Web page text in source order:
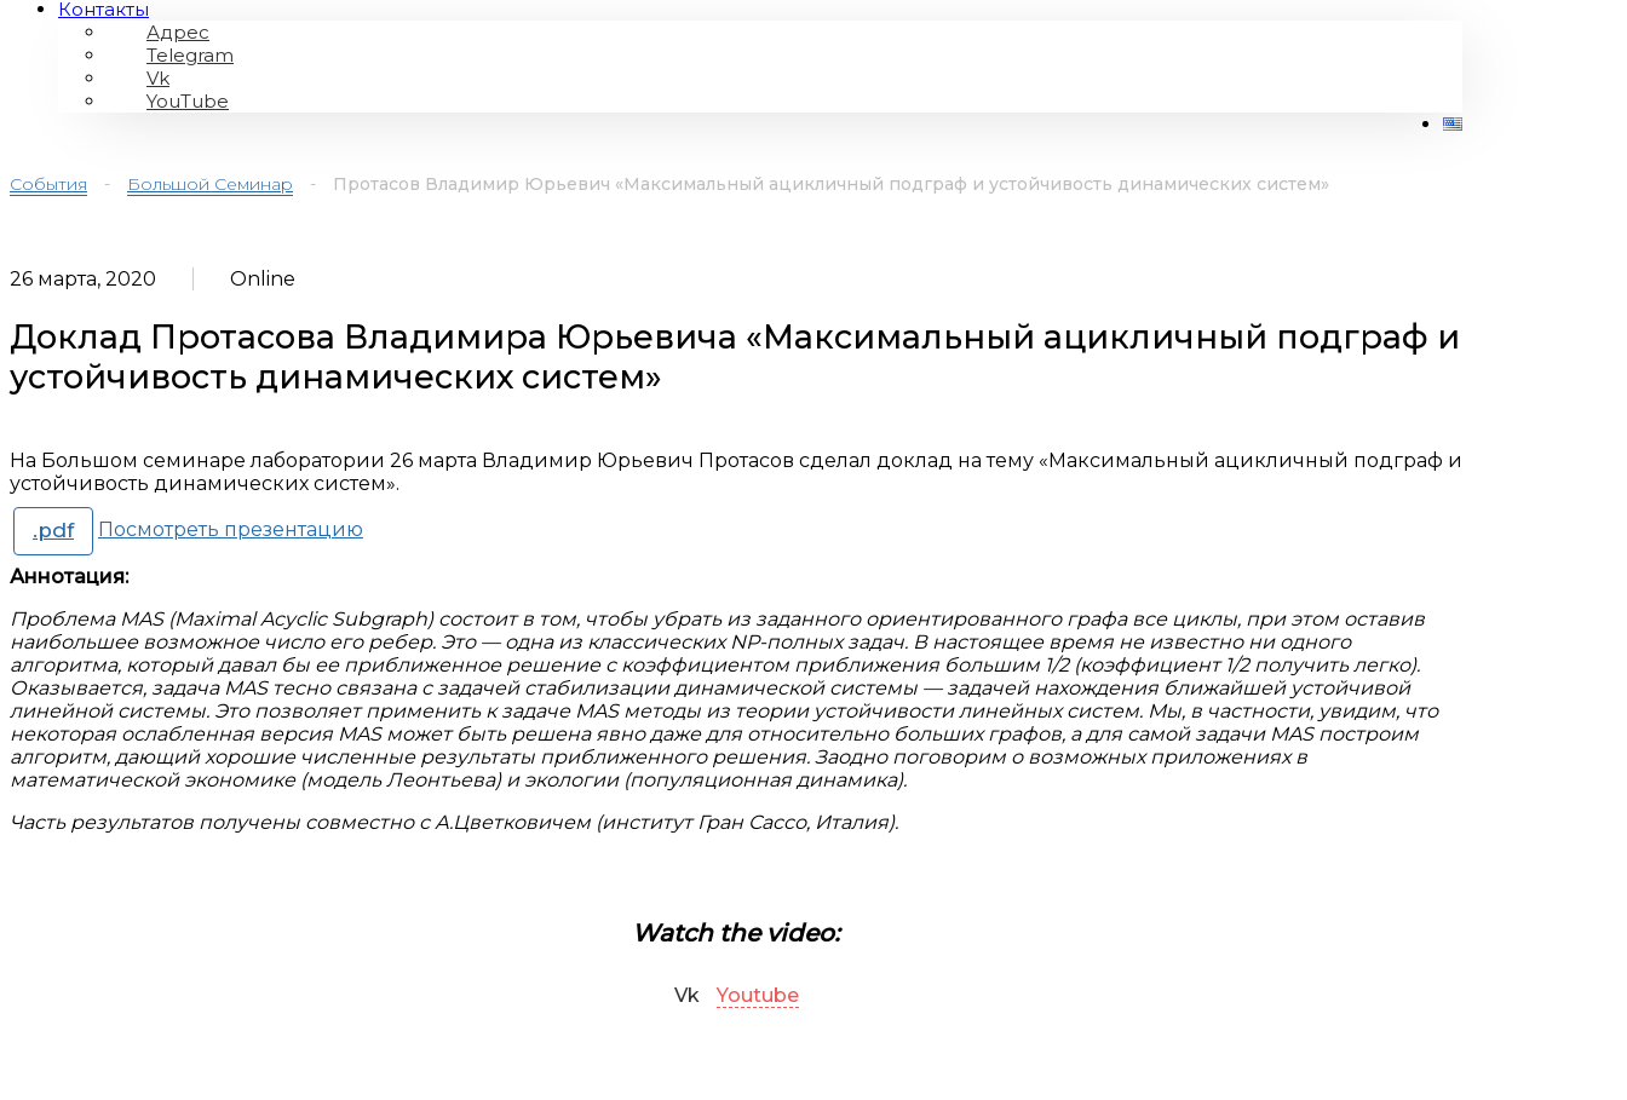
Контакты
Адрес
Telegram
Vk
YouTube
События - Большой Семинар - Протасов Владимир Юрьевич «Максимальный ацикличный подграф и устойчивость динамических систем»
26 марта, 2020 Online
Доклад Протасова Владимира Юрьевича «Максимальный ацикличный подграф и
устойчивость динамических систем»
На Большом семинаре лаборатории 26 марта Владимир Юрьевич Протасов сделал доклад на тему «Максимальный ацикличный подграф и
устойчивость динамических систем».
.pdf Посмотреть презентацию
Аннотация:
Проблема MAS (Maximal Acyclic Subgraph) состоит в том, чтобы убрать из заданного ориентированного графа все циклы, при этом оставив
наибольшее возможное число его ребер. Это — одна из классических NP-полных задач. В настоящее время не известно ни одного
алгоритма, который давал бы ее приближенное решение с коэффициентом приближения большим 1/2 (коэффициент 1/2 получить легко).
Оказывается, задача MAS тесно связана с задачей стабилизации динамической системы — задачей нахождения ближайшей устойчивой
линейной системы. Это позволяет применить к задаче MAS методы из теории устойчивости линейных систем. Мы, в частности, увидим, что
некоторая ослабленная версия MAS может быть решена явно даже для относительно больших графов, а для самой задачи MAS построим
алгоритм, дающий хорошие численные результаты приближенного решения. Заодно поговорим о возможных приложениях в
математической экономике (модель Леонтьева) и экологии (популяционная динамика).
Часть результатов получены совместно с А.Цветковичем (институт Гран Сассо, Италия).
Watch the video:
Vk Youtube